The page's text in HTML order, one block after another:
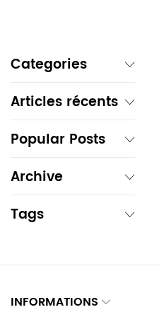
Categories
Articles récents
Popular Posts
Archive
Tags
INFORMATIONS